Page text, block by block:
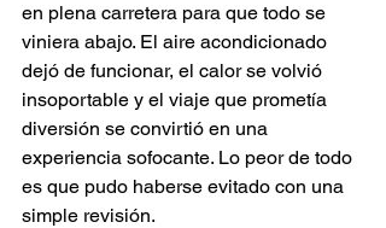
en plena carretera para que todo se
viniera abajo. El aire acondicionado
dejó de funcionar, el calor se volvió
insoportable y el viaje que prometía
diversión se convirtió en una
experiencia sofocante. Lo peor de todo
es que pudo haberse evitado con una
simple revisión.